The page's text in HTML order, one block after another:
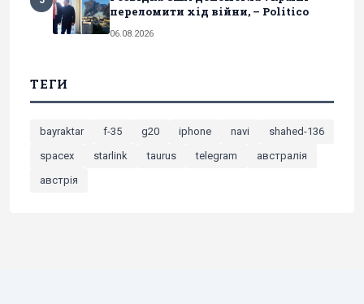
переломити хід війни, – Politico
06.08.2026
ТЕГИ
bayraktar f-35 g20 iphone navi
shahed-136
spacex
starlink taurus telegram
австралія
австрія